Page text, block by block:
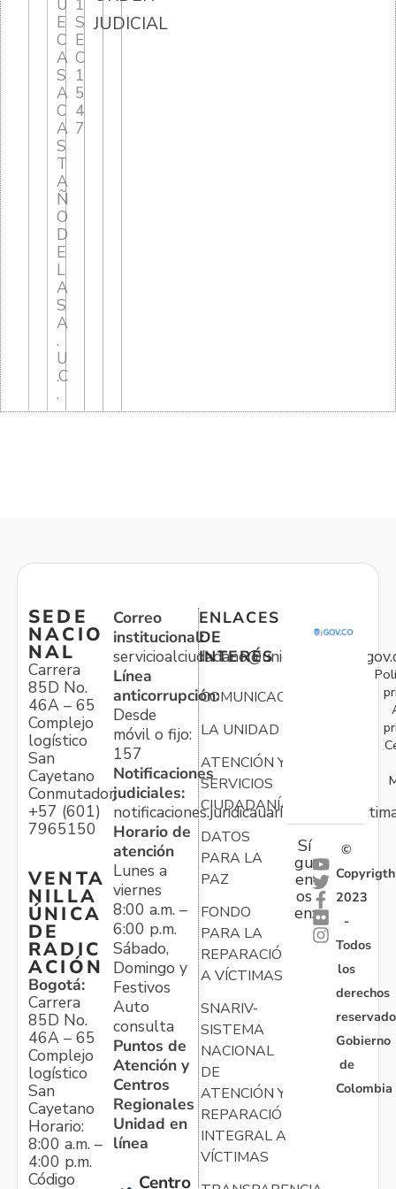
U
E
C
A
S
A
C
A
S
T
A
Ñ
O
D
E
L
A
S
A
.
U
.C
.
1
S
E
C
1
5
4
7
JUDICIAL
SEDE
NACIO
NAL
Carrera
85D No.
46A – 65
Complejo
logístico
San
Cayetano
Conmutador:
+57 (601)
7965150
VENTA
NILLA
ÚNICA
DE
RADIC
ACIÓN
Bogotá:
Carrera
85D No.
46A – 65
Complejo
logístico
San
Cayetano
Horario:
8:00 a.m. –
4:00 p.m.
Código
Correo
institucional:
Línea
anticorrupción:
Desde
móvil o fijo:
157
Notificaciones
judiciales:
Horario de
atención
Lunes a
viernes
8:00 a.m. –
6:00 p.m.
Sábado,
Domingo y
Festivos
Auto
consulta
Puntos de
Atención y
Centros
Regionales
Unidad en
línea
Centro
ENLACES
DE
INTERÉS
COMUNICACIONES
LA UNIDAD
ATENCIÓN Y
SERVICIOS
CIUDADANÍA
DATOS
PARA LA
PAZ
FONDO
PARA LA
REPARACIÓN
A VÍCTIMAS
SNARIV-
SISTEMA
NACIONAL
DE
ATENCIÓN Y
REPARACIÓN
INTEGRAL A
VÍCTIMAS
Sí
gu
en
os
en:
©
Copyrigth
2023
-
Todos
los
derechos
Gobierno
de
Colombia